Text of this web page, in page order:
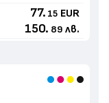
77. 15 EUR
150. 89 лв.